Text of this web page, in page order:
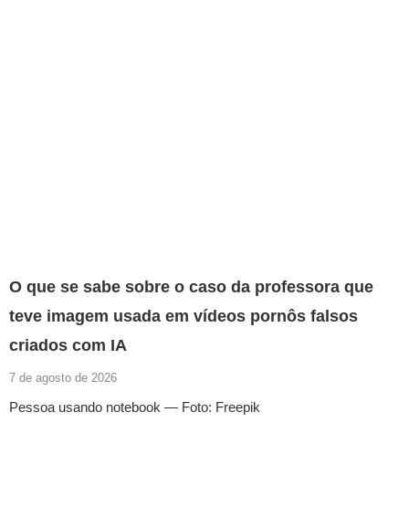
O que se sabe sobre o caso da professora que
teve imagem usada em vídeos pornôs falsos
criados com IA
7 de agosto de 2026
Pessoa usando notebook — Foto: Freepik